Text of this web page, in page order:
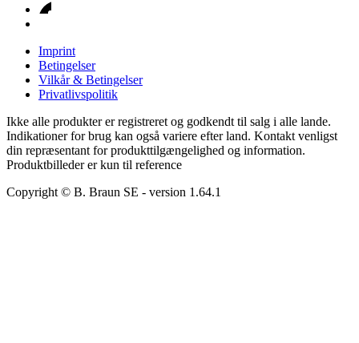
Imprint
Betingelser
Vilkår & Betingelser
Privatlivspolitik
Ikke alle produkter er registreret og godkendt til salg i alle lande.
Indikationer for brug kan også variere efter land. Kontakt venligst
din repræsentant for produkttilgængelighed og information.
Produktbilleder er kun til reference
Copyright © B. Braun SE - version 1.64.1